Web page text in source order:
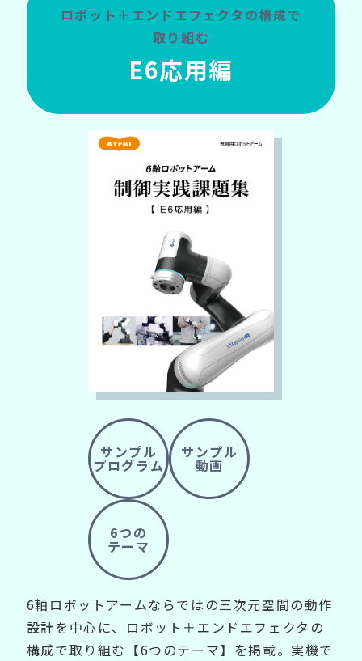
ロボット＋エンドエフェクタの構成で
取り組む
E6応用編
サンプル
プログラム
サンプル
動画
6つの
テーマ
6軸ロボットアームならではの三次元空間の動作
設計を中心に、ロボット＋エンドエフェクタの
構成で取り組む【6つのテーマ】を掲載。実機で